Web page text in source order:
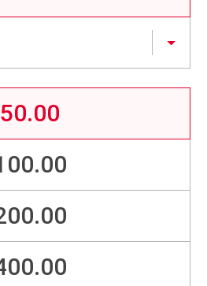
50.00